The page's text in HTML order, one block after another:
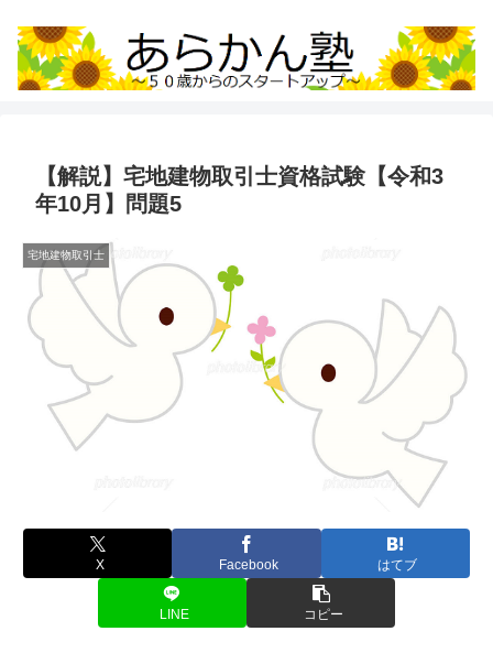
【解説】宅地建物取引士資格試験【令和3
年10月】問題5
宅地建物取引士
X Facebook はてブ
LINE コピー